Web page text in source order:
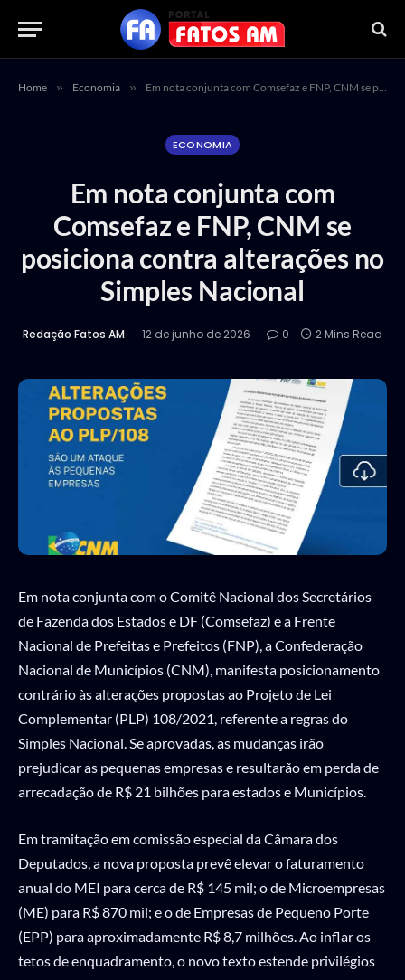
Home » Economia » Em nota conjunta com Comsefaz e FNP, CNM se posiciona contra alterações no Simples Nacional
ECONOMIA
Em nota conjunta com
Comsefaz e FNP, CNM se
posiciona contra alterações no
Simples Nacional
Redação Fatos AM 12 de junho de 2026 0 2 Mins Read
Em nota conjunta com o Comitê Nacional dos Secretários
de Fazenda dos Estados e DF (Comsefaz) e a Frente
Nacional de Prefeitas e Prefeitos (FNP), a Confederação
Nacional de Municípios (CNM), manifesta posicionamento
contrário às alterações propostas ao Projeto de Lei
Complementar (PLP) 108/2021, referente a regras do
Simples Nacional. Se aprovadas, as mudanças irão
prejudicar as pequenas empresas e resultarão em perda de
arrecadação de R$ 21 bilhões para estados e Municípios.
Em tramitação em comissão especial da Câmara dos
Deputados, a nova proposta prevê elevar o faturamento
anual do MEI para cerca de R$ 145 mil; o de Microempresas
(ME) para R$ 870 mil; e o de Empresas de Pequeno Porte
(EPP) para aproximadamente R$ 8,7 milhões. Ao inflar os
tetos de enquadramento, o novo texto estende privilégios